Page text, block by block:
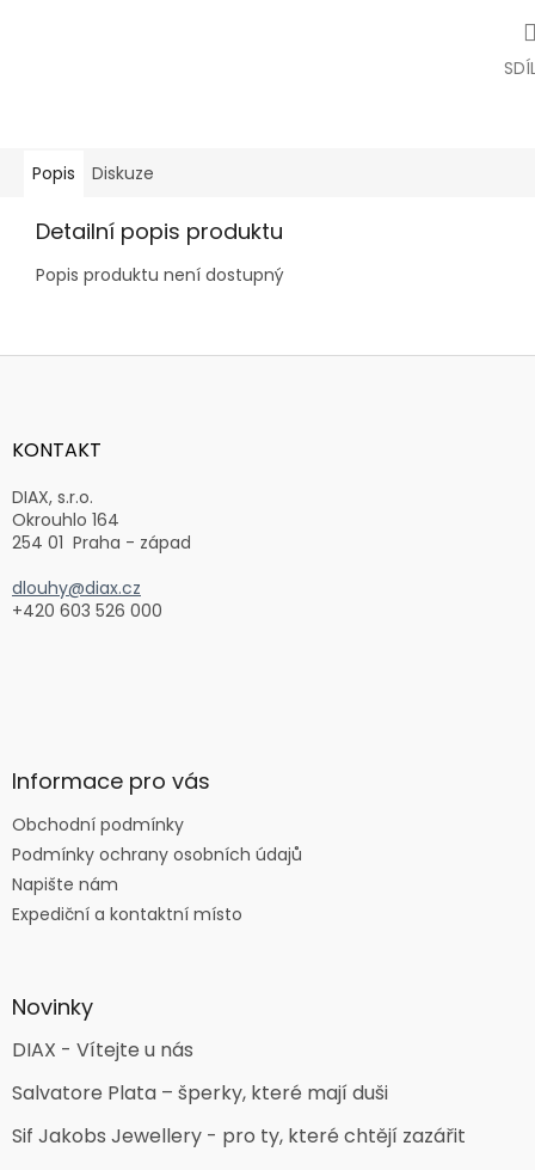
Popis Diskuze
Detailní popis produktu
Popis produktu není dostupný
Z
aKONTAKT
DIAX, s.r.o.
Okrouhlo 164
254 01 Praha - západ
dlouhy@diax.cz
+420 603 526 000
Informace pro vás
Obchodní podmínky
Podmínky ochrany osobních údajů
Napište nám
Expediční a kontaktní místo
Novinky
DIAX - Vítejte u nás
Salvatore Plata – šperky, které mají duši
Sif Jakobs Jewellery - pro ty, které chtějí zazářit